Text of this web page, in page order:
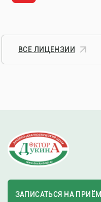
ВСЕ ЛИЦЕНЗИИ
ЗАПИСАТЬСЯ НА ПРИЁМ